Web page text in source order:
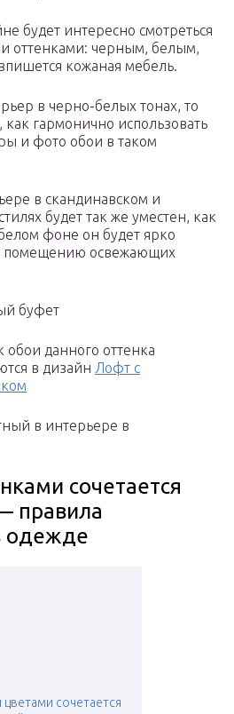
будет интересно смотреться
оттенками: черным, белым,
кожаная мебель.
в черно-белых тонах, то
гармонично использовать
и фото обои в таком
в скандинавском и
будет так же уместен, как
фоне он будет ярко
помещению освежающих
буфет
обои данного оттенка
в дизайн Лофт с
в интерьере в
сочетается
правила
одежде
цветами сочетается